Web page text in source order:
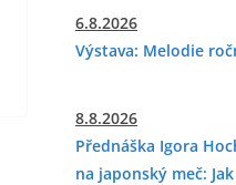
6.8.2026
Výstava: Melodie
8.8.2026
Přednáška Igora
na japonský meč: